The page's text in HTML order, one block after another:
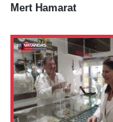
Mert Hamarat